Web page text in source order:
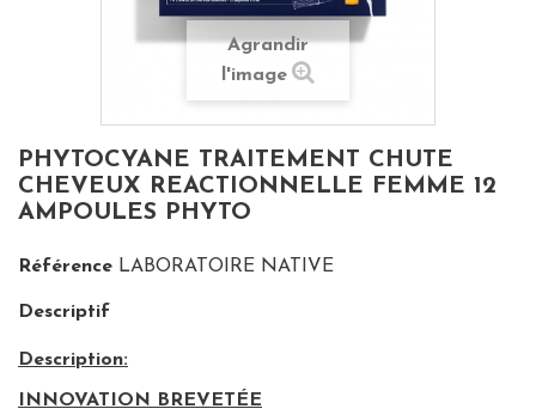
Agrandir
l'image
PHYTOCYANE TRAITEMENT CHUTE
CHEVEUX REACTIONNELLE FEMME 12
AMPOULES PHYTO
Référence LABORATOIRE NATIVE
Descriptif
Description:
INNOVATION BREVETÉE